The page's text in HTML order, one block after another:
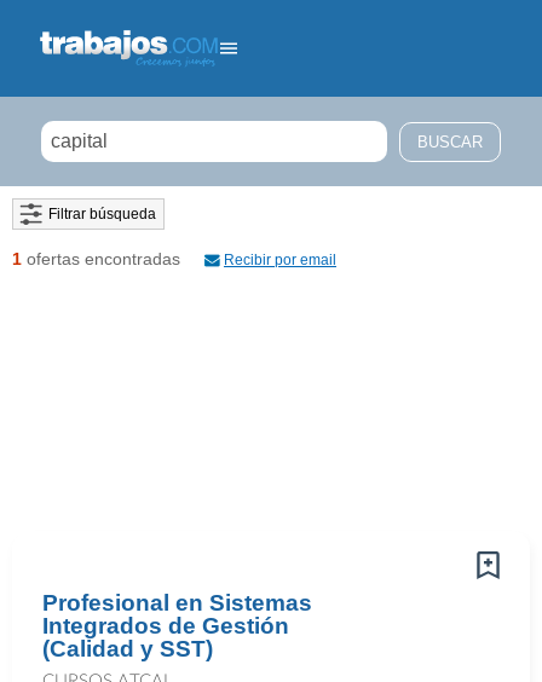
Filtrar búsqueda
1 ofertas encontradas Recibir por email
Profesional en Sistemas
Integrados de Gestión
(Calidad y SST)